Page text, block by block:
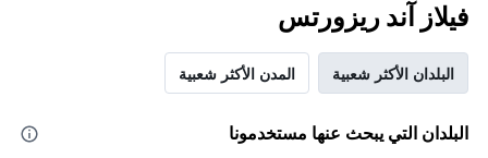
فيلاز آند ريزورتس
البلدان الأكثر شعبية المدن الأكثر شعبية
البلدان التي يبحث عنها مستخدمونا